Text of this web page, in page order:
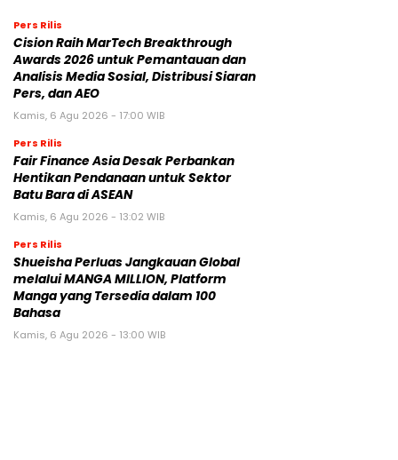
Pers Rilis
Cision Raih MarTech Breakthrough
Awards 2026 untuk Pemantauan dan
Analisis Media Sosial, Distribusi Siaran
Pers, dan AEO
Kamis, 6 Agu 2026 - 17:00 WIB
Pers Rilis
Fair Finance Asia Desak Perbankan
Hentikan Pendanaan untuk Sektor
Batu Bara di ASEAN
Kamis, 6 Agu 2026 - 13:02 WIB
Pers Rilis
Shueisha Perluas Jangkauan Global
melalui MANGA MILLION, Platform
Manga yang Tersedia dalam 100
Bahasa
Kamis, 6 Agu 2026 - 13:00 WIB